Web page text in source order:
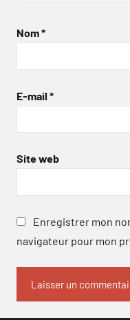
Nom*
E-mail *
Site web
Enregistrer mon
navigateur pour mon